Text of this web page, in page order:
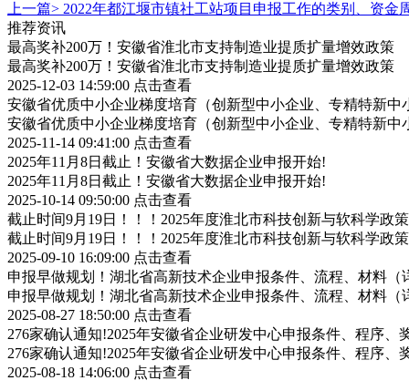
上一篇> 2022年都江堰市镇社工站项目申报工作的类别、资金
推荐资讯
最高奖补200万！安徽省淮北市支持制造业提质扩量增效政策
最高奖补200万！安徽省淮北市支持制造业提质扩量增效政策
2025-12-03 14:59:00 点击查看
安徽省优质中小企业梯度培育（创新型中小企业、专精特新中
安徽省优质中小企业梯度培育（创新型中小企业、专精特新中
2025-11-14 09:41:00 点击查看
2025年11月8日截止！安徽省大数据企业申报开始!
2025年11月8日截止！安徽省大数据企业申报开始!
2025-10-14 09:50:00 点击查看
截止时间9月19日！！！2025年度淮北市科技创新与软科学
截止时间9月19日！！！2025年度淮北市科技创新与软科学
2025-09-10 16:09:00 点击查看
申报早做规划！湖北省高新技术企业申报条件、流程、材料（
申报早做规划！湖北省高新技术企业申报条件、流程、材料（
2025-08-27 18:50:00 点击查看
276家确认通知!2025年安徽省企业研发中心申报条件、程序、
276家确认通知!2025年安徽省企业研发中心申报条件、程序、
2025-08-18 14:06:00 点击查看